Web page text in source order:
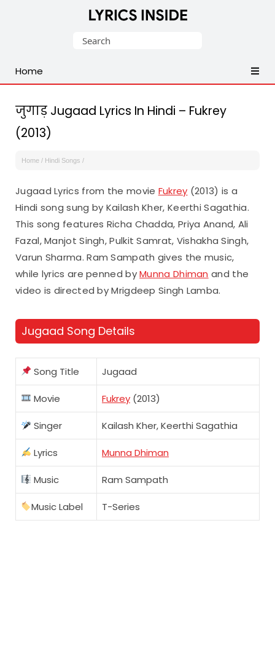
Malayalam,
English,
Punjabi
Songs
Lyrics
Search
Home
जुगाड़ Jugaad Lyrics In Hindi – Fukrey
(2013)
Home / Hindi Songs /
Jugaad Lyrics from the movie Fukrey (2013) is a
Hindi song sung by Kailash Kher, Keerthi Sagathia.
This song features Richa Chadda, Priya Anand, Ali
Fazal, Manjot Singh, Pulkit Samrat, Vishakha Singh,
Varun Sharma. Ram Sampath gives the music,
while lyrics are penned byMunna Dhiman and the
video is directed by Mrigdeep Singh Lamba.
Jugaad Song Details
Song Title Jugaad
Movie Fukrey (2013)
Singer Kailash Kher, Keerthi Sagathia
Lyrics Munna Dhiman
Music Ram Sampath
Music Label T-Series